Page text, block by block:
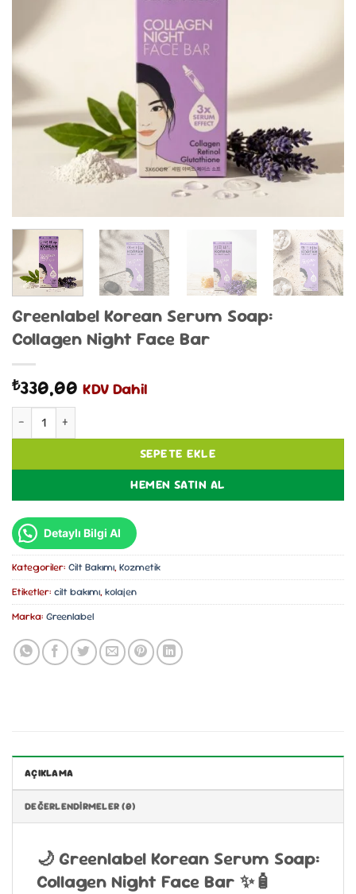
Greenlabel Korean Serum Soap:
Collagen Night Face Bar
₺330,00 KDV Dahil
Greenlabel Korean Serum Soap: Collagen Night Face Bar adet
SEPETE EKLE
HEMEN SATIN AL
Detaylı Bilgi Al
Kategoriler: Cilt Bakımı, Kozmetik
Etiketler: cilt bakımı, kolajen
Marka: Greenlabel
AÇIKLAMA
DEĞERLENDIRMELER (0)
🌙 Greenlabel Korean Serum Soap:
Collagen Night Face Bar ✨🧴